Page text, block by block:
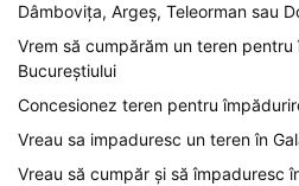
Dâmbovița, Argeș, Teleorman sau
Vrem să cumpărăm un teren
Bucureștiului
Concesionez teren pentru
Vreau sa impaduresc un teren în
Vreau să cumpăr și să împaduresc